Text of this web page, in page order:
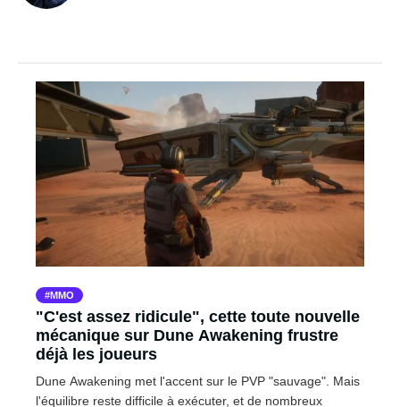
MMO
"C'est assez ridicule", cette toute nouvelle
mécanique sur Dune Awakening frustre
déjà les joueurs
Dune Awakening met l'accent sur le PVP "sauvage". Mais
l'équilibre reste difficile à exécuter, et de nombreux